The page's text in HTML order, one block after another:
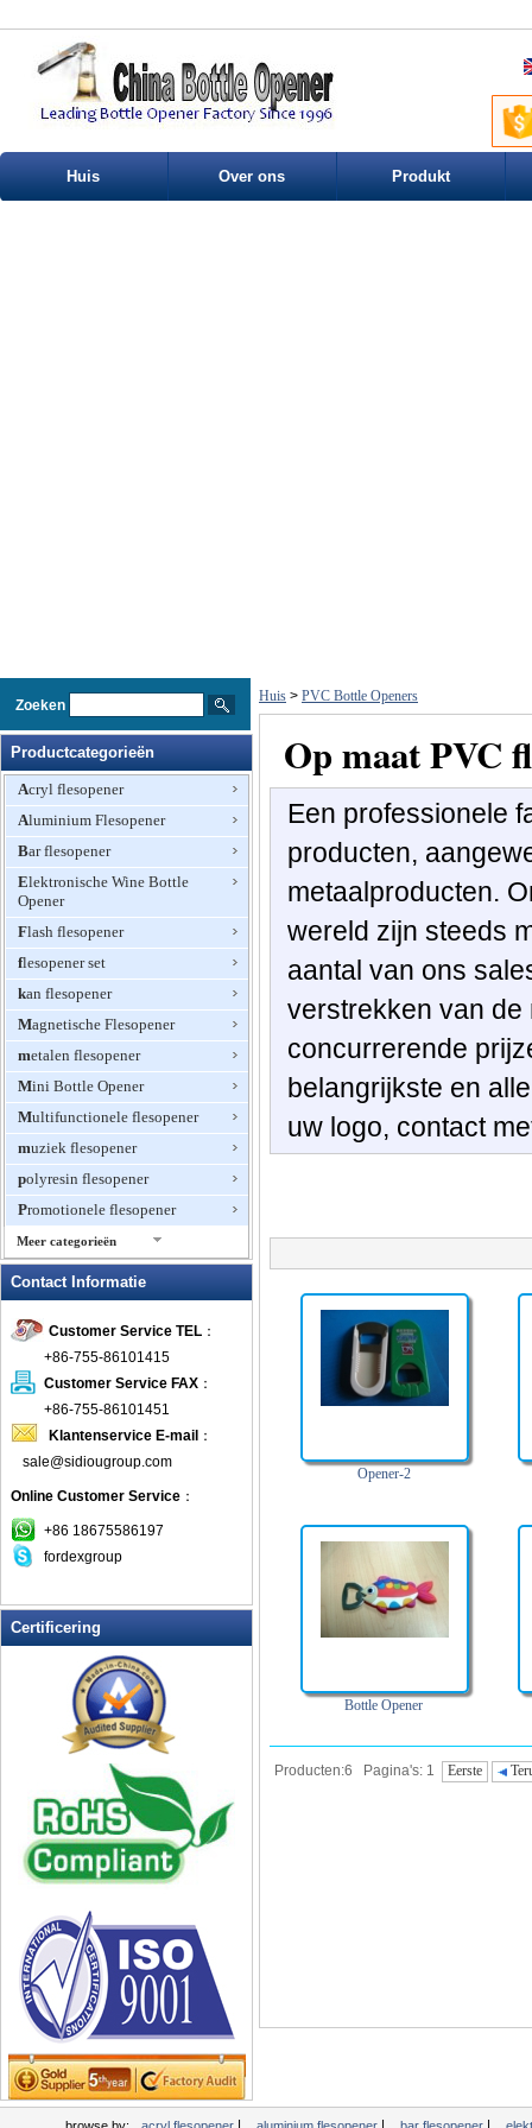
Huis Over ons Produkt
Zoeken
Productcategorieën
Acryl flesopener
Aluminium Flesopener
Bar flesopener
Elektronische Wine Bottle
Opener
Flash flesopener
flesopener set
kan flesopener
Magnetische Flesopener
metalen flesopener
Mini Bottle Opener
Multifunctionele flesopener
muziek flesopener
polyresin flesopener
Promotionele flesopener
Meer categorieën
PVC Bottle Openers
Roestvrij staal flesopener
sleutelhanger flesopener
Wijn fles opener
wijn kurkentrekker
Contact Informatie
Customer Service TEL ：
+86-755-86101415
Customer Service FAX ：
+86-755-86101451
Klantenservice E-mail ：
sale@sidiougroup.com
Online Customer Service ：
+86 18675586197
fordexgroup
Certificering
Huis > PVC Bottle Openers
Op maat PVC
Een professionele
producten,
metaalproducten.
wereld zijn steeds
aantal van ons
verstrekken van de
concurrerende
belangrijkste en
uw logo, contact
Opener-2
Bottle Opener
Producten:6 Pagina's: 1 Eerste